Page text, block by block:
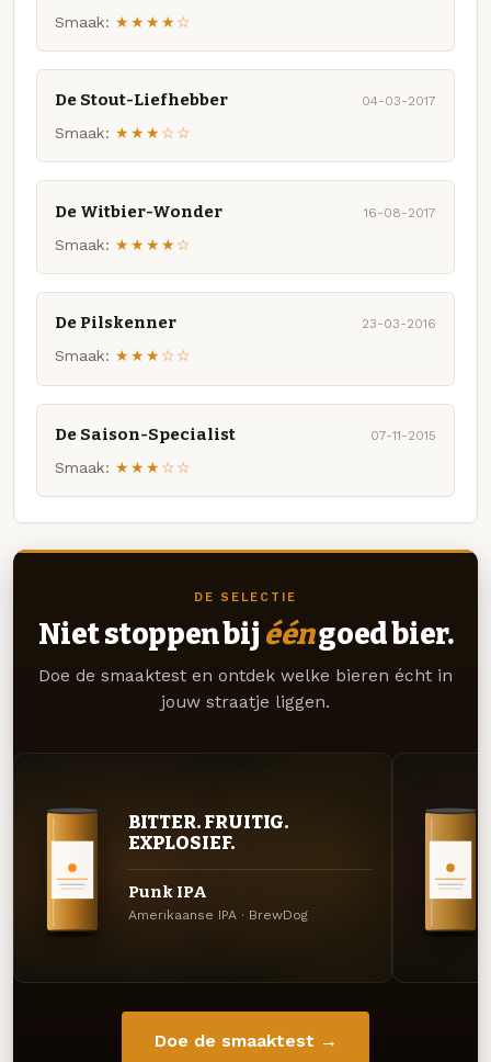
Smaak: ★★★★☆
De Stout-Liefhebber 04-03-2017
Smaak: ★★★☆☆
De Witbier-Wonder 16-08-2017
Smaak: ★★★★☆
De Pilskenner 23-03-2016
Smaak: ★★★☆☆
De Saison-Specialist 07-11-2015
Smaak: ★★★☆☆
DE SELECTIE
Niet stoppen bij ééngoed bier.
Doe de smaaktest en ontdek welke bieren écht in
jouw straatje liggen.
BITTER. FRUITIG.
EXPLOSIEF.
Punk IPA
Amerikaanse IPA · BrewDog
Doe de smaaktest →